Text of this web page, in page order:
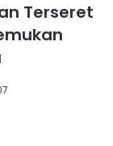
Terseret